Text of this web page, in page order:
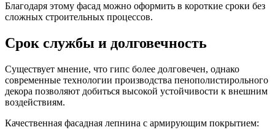
Благодаря этому фасад можно оформить в короткие сроки без
сложных строительных процессов.
Срок службы и долговечность
Существует мнение, что гипс более долговечен, однако
современные технологии производства пенополистирольного
декора позволяют добиться высокой устойчивости к внешним
воздействиям.
Качественная фасадная лепнина с армирующим покрытием: